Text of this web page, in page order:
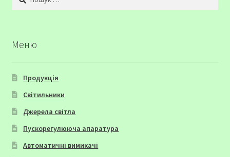
Меню
Продукція
Світильники
Джерела світла
Пускорегулююча апаратура
Автоматичні вимикачі